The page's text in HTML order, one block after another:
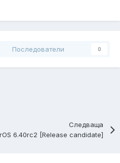
Последователи 0
Следваща
6.40rc2 [Release candidate]